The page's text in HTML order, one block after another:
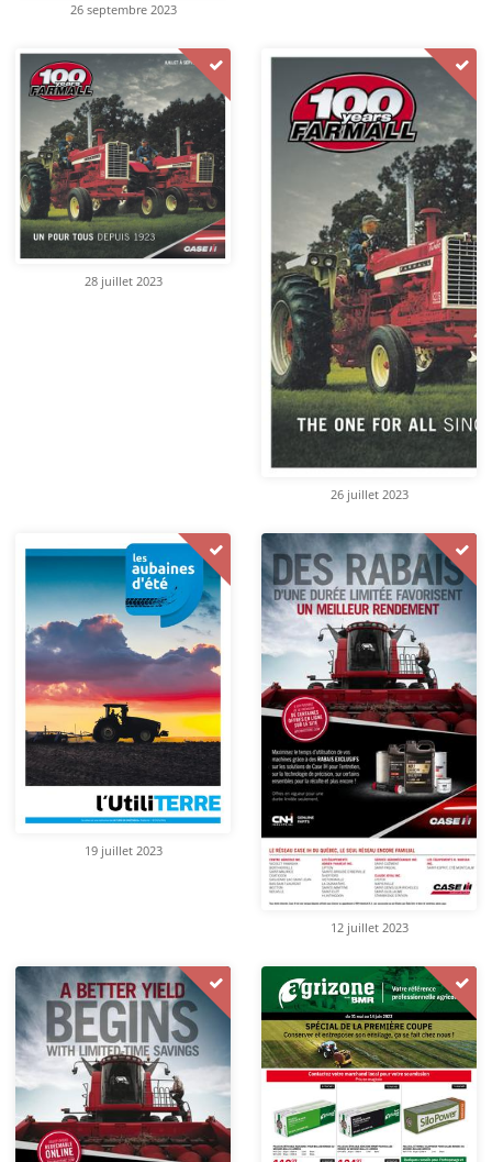
26 septembre 2023
28 juillet 2023
26 juillet 2023
19 juillet 2023
12 juillet 2023